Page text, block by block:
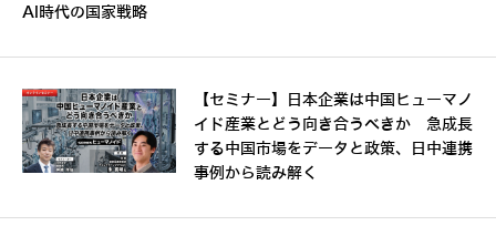
AI時代の国家戦略
【セミナー】日本企業は中国ヒューマノ
イド産業とどう向き合うべきか 急成長
する中国市場をデータと政策、日中連携
事例から読み解く